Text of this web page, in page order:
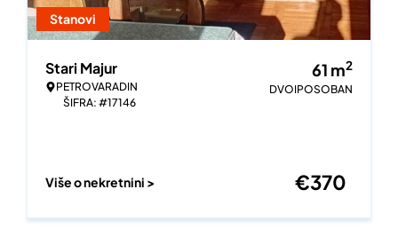
Stanovi
Stari Majur
PETROVARADIN
ŠIFRA: #17146
61 m2
DVOIPOSOBAN
Više o nekretnini > €370